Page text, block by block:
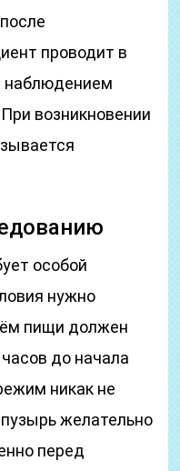
проводит в
наблюдением
возникновении
особой
нужно
пищи должен
до начала
никак не
желательно
перед